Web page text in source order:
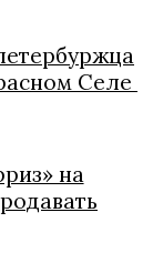
Селе
на